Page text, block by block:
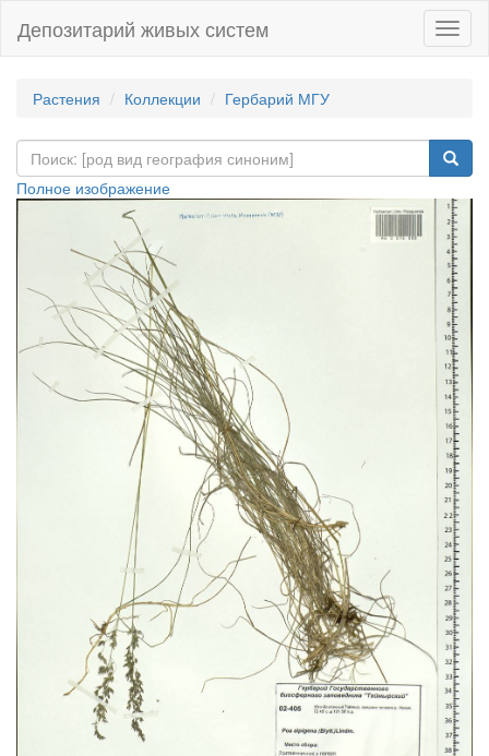
Депозитарий живых систем
Растения Коллекции Гербарий МГУ
Полное изображение